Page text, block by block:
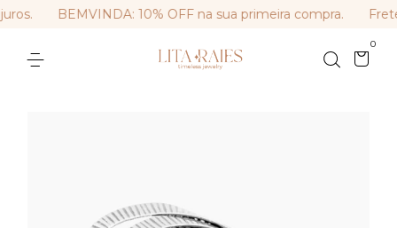
BEMVINDA: 10% OFF na sua primeira compra.
0